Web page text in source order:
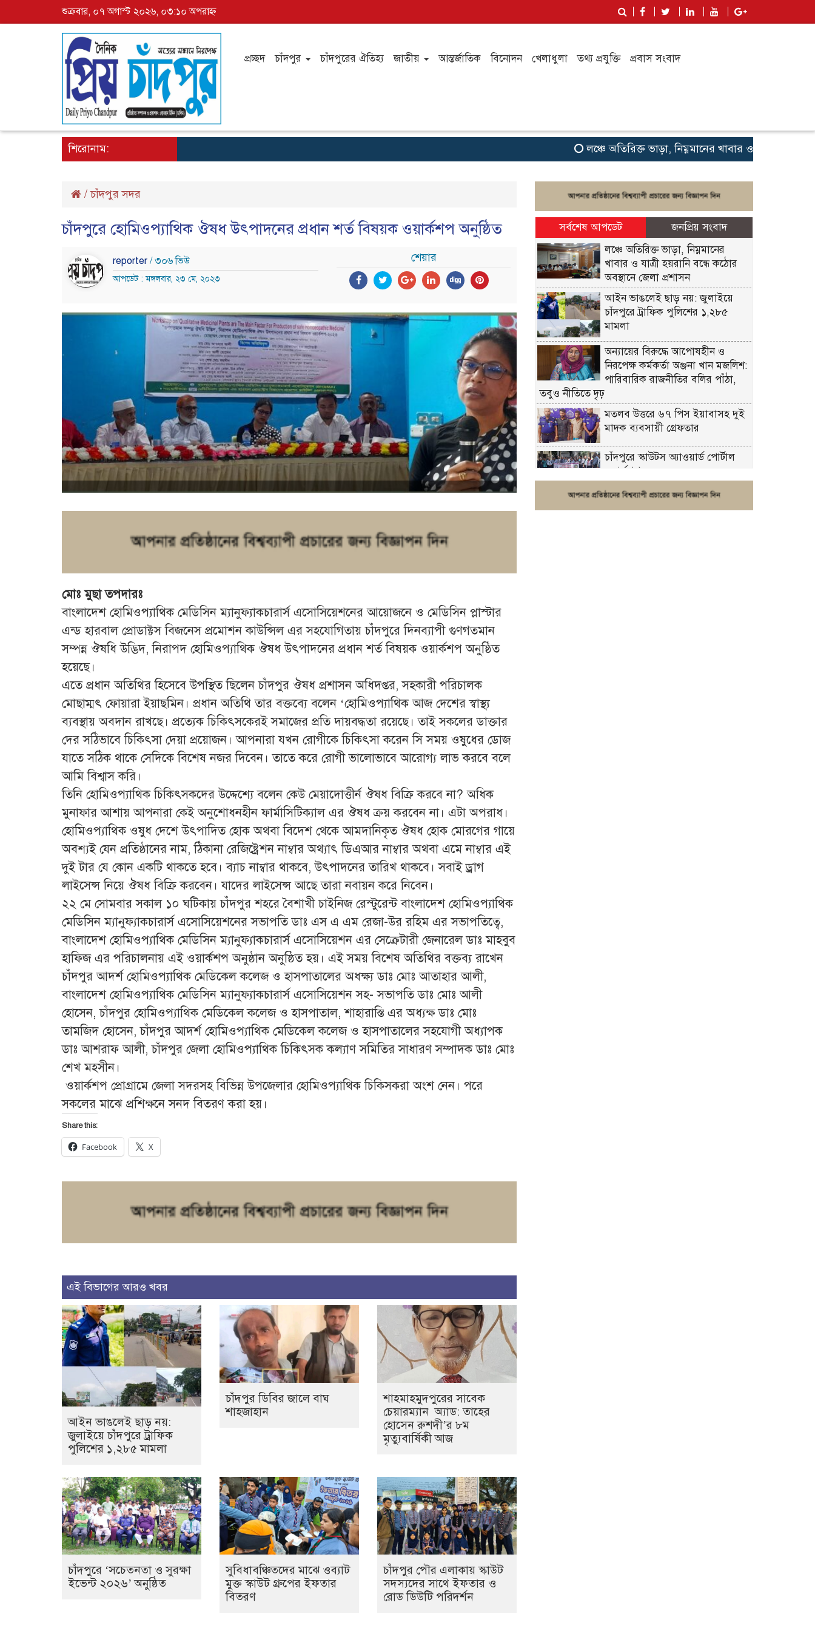
শুক্রবার, ০৭ অগাস্ট ২০২৬, ০৩:১০ অপরাহ্ন
প্রচ্ছদ চাঁদপুর চাঁদপুরের ঐতিহ্য জাতীয় আন্তর্জাতিক বিনোদন খেলাধুলা তথ্য প্রযুক্তি প্রবাস সংবাদ
শিরোনাম: লঞ্চে অতিরিক্ত ভাড়া, নিম্নমানের খাবার ও যাত্রী হয়রানি
/চাঁদপুর সদর
চাঁদপুরে হোমিওপ্যাথিক ঔষধ উৎপাদনের প্রধান শর্ত বিষয়ক ওয়ার্কশপ অনুষ্ঠিত
reporter / ৩০৬ ভিউ
আপডেট : মঙ্গলবার, ২৩ মে, ২০২৩
শেয়ার
মোঃ মুছা তপদারঃ
বাংলাদেশ হোমিওপ্যাথিক মেডিসিন ম্যানুফ্যাকচারার্স এসোসিয়েশনের আয়োজনে ও মেডিসিন প্লাস্টার
এন্ড হারবাল প্রোডাক্টস বিজনেস প্রমোশন কাউন্সিল এর সহযোগিতায় চাঁদপুরে দিনব্যাপী গুণগতমান
সম্পন্ন ঔষধি উদ্ভিদ, নিরাপদ হোমিওপ্যাথিক ঔষধ উৎপাদনের প্রধান শর্ত বিষয়ক ওয়ার্কশপ অনুষ্ঠিত
হয়েছে।
এতে প্রধান অতিথির হিসেবে উপস্থিত ছিলেন চাঁদপুর ঔষধ প্রশাসন অধিদপ্তর, সহকারী পরিচালক
মোছাম্মৎ ফোয়ারা ইয়াছমিন। প্রধান অতিথি তার বক্তব্যে বলেন ‘হোমিওপ্যাথিক আজ দেশের স্বাস্থ্য
ব্যবস্থায় অবদান রাখছে। প্রত্যেক চিকিৎসকেরই সমাজের প্রতি দায়বদ্ধতা রয়েছে। তাই সকলের ডাক্তার
দের সঠিভাবে চিকিৎসা দেয়া প্রয়োজন। আপনারা যখন রোগীকে চিকিৎসা করেন সি সময় ওষুধের ডোজ
যাতে সঠিক থাকে সেদিকে বিশেষ নজর দিবেন। তাতে করে রোগী ভালোভাবে আরোগ্য লাভ করবে বলে
আমি বিশ্বাস করি।
তিনি হোমিওপ্যাথিক চিকিৎসকদের উদ্দেশ্যে বলেন কেউ মেয়াদোত্তীর্ন ঔষধ বিক্রি করবে না? অধিক
মুনাফার আশায় আপনারা কেই অনুশোধনহীন ফার্মাসিটিক্যাল এর ঔষধ ক্রয় করবেন না। এটা অপরাধ।
হোমিওপ্যাথিক ওষুধ দেশে উৎপাদিত হোক অথবা বিদেশ থেকে আমদানিকৃত ঔষধ হোক মোরগের গায়ে
অবশ্যই যেন প্রতিষ্ঠানের নাম, ঠিকানা রেজিষ্ট্রেশন নাম্বার অথ্যাৎ ডিএআর নাম্বার অথবা এমে নাম্বার এই
দুই টার যে কোন একটি থাকতে হবে। ব্যাচ নাম্বার থাকবে, উৎপাদনের তারিখ থাকবে। সবাই ড্রাগ
লাইসেন্স নিয়ে ঔষধ বিক্রি করবেন। যাদের লাইসেন্স আছে তারা নবায়ন করে নিবেন।
২২ মে সোমবার সকাল ১০ ঘটিকায় চাঁদপুর শহরে বৈশাখী চাইনিজ রেস্টুরেন্ট বাংলাদেশ হোমিওপ্যাথিক
মেডিসিন ম্যানুফ্যাকচারার্স এসোসিয়েশনের সভাপতি ডাঃ এস এ এম রেজা-উর রহিম এর সভাপতিত্বে,
বাংলাদেশ হোমিওপ্যাথিক মেডিসিন ম্যানুফ্যাকচারার্স এসোসিয়েশন এর সেক্রেটারী জেনারেল ডাঃ মাহবুব
হাফিজ এর পরিচালনায় এই ওয়ার্কশপ অনুষ্ঠান অনুষ্ঠিত হয়। এই সময় বিশেষ অতিথির বক্তব্য রাখেন
চাঁদপুর আদর্শ হোমিওপ্যাথিক মেডিকেল কলেজ ও হাসপাতালের অধক্ষ্য ডাঃ মোঃ আতাহার আলী,
বাংলাদেশ হোমিওপ্যাথিক মেডিসিন ম্যানুফ্যাকচারার্স এসোসিয়েশন সহ- সভাপতি ডাঃ মোঃ আলী
হোসেন, চাঁদপুর হোমিওপ্যাথিক মেডিকেল কলেজ ও হাসপাতাল, শাহারাস্তি এর অধ্যক্ষ ডাঃ মোঃ
তামজিদ হোসেন, চাঁদপুর আদর্শ হোমিওপ্যাথিক মেডিকেল কলেজ ও হাসপাতালের সহযোগী অধ্যাপক
ডাঃ আশরাফ আলী, চাঁদপুর জেলা হোমিওপ্যাথিক চিকিৎসক কল্যাণ সমিতির সাধারণ সম্পাদক ডাঃ মোঃ
শেখ মহসীন।
ওয়ার্কশপ প্রোগ্রামে জেলা সদরসহ বিভিন্ন উপজেলার হোমিওপ্যাথিক চিকিসকরা অংশ নেন। পরে
সকলের মাঝে প্রশিক্ষনে সনদ বিতরণ করা হয়।
Share this:
Facebook X
এই বিভাগের আরও খবর
আইন ভাঙলেই ছাড় নয়:
জুলাইয়ে চাঁদপুরে ট্রাফিক
পুলিশের ১,২৮৫ মামলা
চাঁদপুর ডিবির জালে বাঘ
শাহজাহান
শাহমাহমুদপুরের সাবেক
চেয়ারম্যান অ্যাড: তাহের
হোসেন রুশদী’র ৮ম
মৃত্যুবার্ষিকী আজ
চাঁদপুরে ‘সচেতনতা ও সুরক্ষা
ইভেন্ট ২০২৬’ অনুষ্ঠিত
সুবিধাবঞ্চিতদের মাঝে ওব্যাট
মুক্ত স্কাউট গ্রুপের ইফতার
বিতরণ
চাঁদপুর পৌর এলাকায় স্কাউট
সদস্যদের সাথে ইফতার ও
রোড ডিউটি পরিদর্শন
সর্বশেষ আপডেট
জনপ্রিয় সংবাদ
লঞ্চে অতিরিক্ত ভাড়া, নিম্নমানের
খাবার ও যাত্রী হয়রানি বন্ধে কঠোর
অবস্থানে জেলা প্রশাসন
আইন ভাঙলেই ছাড় নয়: জুলাইয়ে
চাঁদপুরে ট্রাফিক পুলিশের ১,২৮৫
মামলা
অন্যায়ের বিরুদ্ধে আপোষহীন ও
নিরপেক্ষ কর্মকর্তা অঞ্জনা খান মজলিশ:
পারিবারিক রাজনীতির বলির পাঁঠা,
তবুও নীতিতে দৃঢ়
মতলব উত্তরে ৬৭ পিস ইয়াবাসহ দুই
মাদক ব্যবসায়ী গ্রেফতার
চাঁদপুরে স্কাউটস অ্যাওয়ার্ড পোর্টাল
ওয়ার্কশপ
ফরিদগঞ্জে চুরির আতঙ্ক: এক সপ্তাহে
২০টির বেশি ঘটনা, নিরাপত্তাহীনতায়